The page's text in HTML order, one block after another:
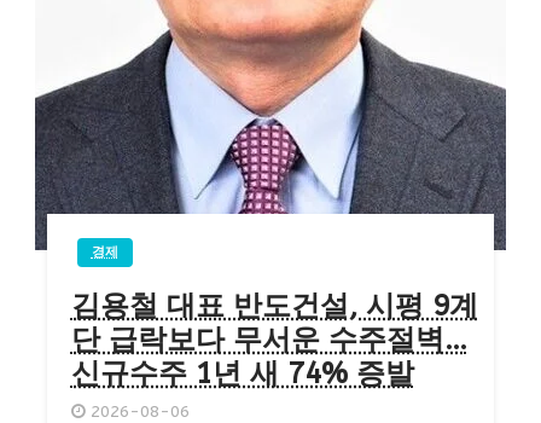
경제
김용철 대표 반도건설, 시평 9계
단 급락보다 무서운 수주절벽…
신규수주 1년 새 74% 증발
2026-08-06